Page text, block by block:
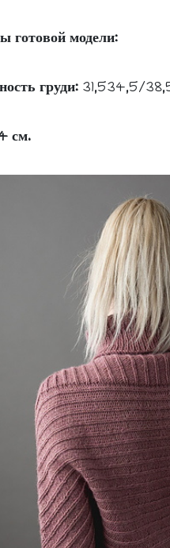
готовой модели:
груди: 31,534,5/
см.